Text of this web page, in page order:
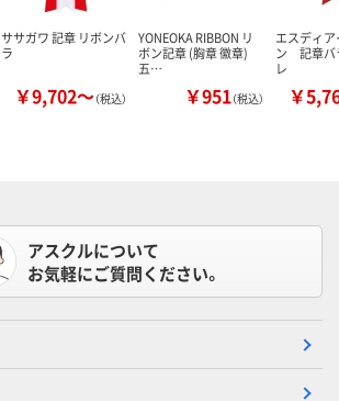
ササガワ 記章 リボンバ
ラ
￥9,702～（税込）
YONEOKA RIBBON リ
ボン記章 (胸章 徽章)
五…
￥951（税込）
エスディ
ン 記章
レ
￥
アスクルについて
お気軽にご質問ください。